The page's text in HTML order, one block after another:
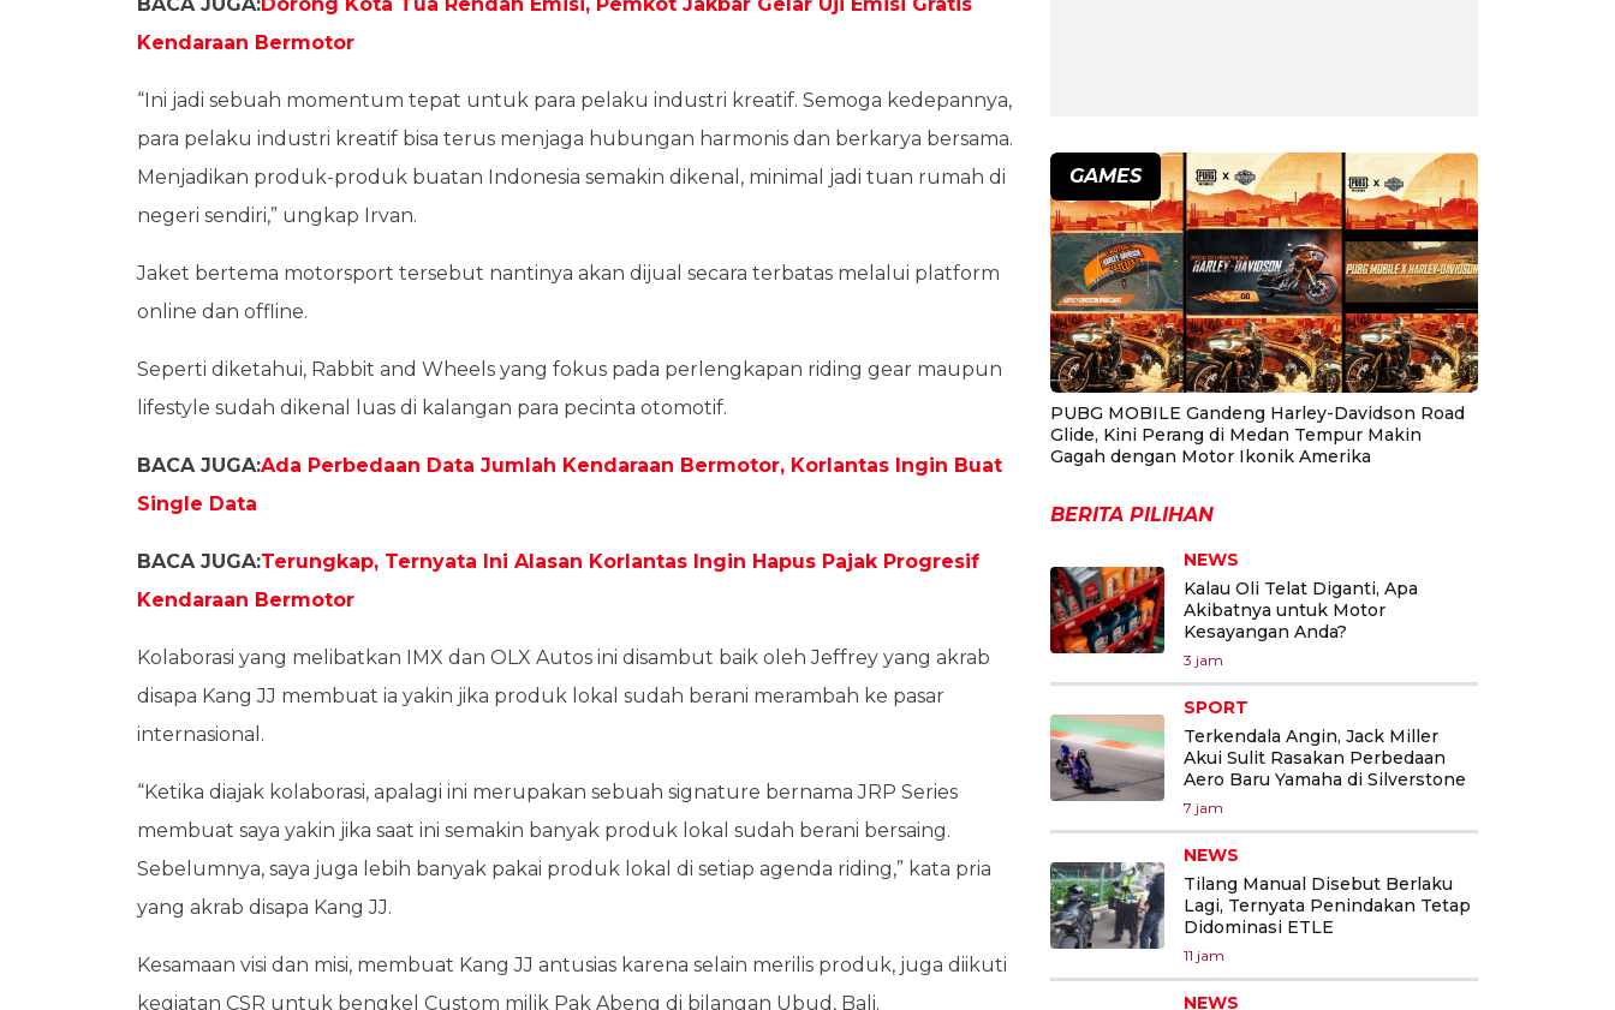
BACA JUGA:Dorong Kota Tua Rendah Emisi, Pemkot Jakbar Gelar Uji Emisi Gratis
Kendaraan Bermotor
“Ini jadi sebuah momentum tepat untuk para pelaku industri kreatif. Semoga kedepannya,
para pelaku industri kreatif bisa terus menjaga hubungan harmonis dan berkarya bersama.
Menjadikan produk-produk buatan Indonesia semakin dikenal, minimal jadi tuan rumah di
negeri sendiri,” ungkap Irvan.
Jaket bertema motorsport tersebut nantinya akan dijual secara terbatas melalui platform
online dan offline.
Seperti diketahui, Rabbit and Wheels yang fokus pada perlengkapan riding gear maupun
lifestyle sudah dikenal luas di kalangan para pecinta otomotif.
BACA JUGA:Ada Perbedaan Data Jumlah Kendaraan Bermotor, Korlantas Ingin Buat
Single Data
BACA JUGA:Terungkap, Ternyata Ini Alasan Korlantas Ingin Hapus Pajak Progresif
Kendaraan Bermotor
Kolaborasi yang melibatkan IMX dan OLX Autos ini disambut baik oleh Jeffrey yang akrab
disapa Kang JJ membuat ia yakin jika produk lokal sudah berani merambah ke pasar
internasional.
“Ketika diajak kolaborasi, apalagi ini merupakan sebuah signature bernama JRP Series
membuat saya yakin jika saat ini semakin banyak produk lokal sudah berani bersaing.
Sebelumnya, saya juga lebih banyak pakai produk lokal di setiap agenda riding,” kata pria
yang akrab disapa Kang JJ.
Kesamaan visi dan misi, membuat Kang JJ antusias karena selain merilis produk, juga diikuti
kegiatan CSR untuk bengkel Custom milik Pak Abeng di bilangan Ubud, Bali.
GAMES
PUBG MOBILE Gandeng Harley-Davidson Road
Glide, Kini Perang di Medan Tempur Makin
Gagah dengan Motor Ikonik Amerika
BERITA PILIHAN
NEWS
Kalau Oli Telat Diganti, Apa
Akibatnya untuk Motor
Kesayangan Anda?
3 jam
SPORT
Terkendala Angin, Jack Miller
Akui Sulit Rasakan Perbedaan
Aero Baru Yamaha di Silverstone
7 jam
NEWS
Tilang Manual Disebut Berlaku
Lagi, Ternyata Penindakan Tetap
Didominasi ETLE
11 jam
NEWS